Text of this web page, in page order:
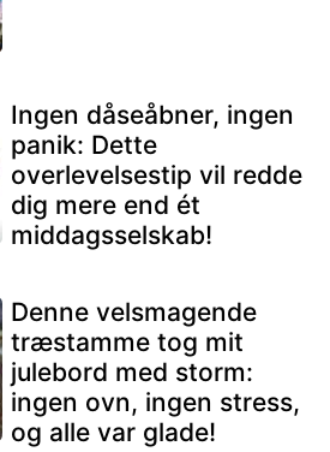
Ingen dåseåbner, ingen
panik: Dette
overlevelsestip vil redde
dig mere end ét
middagsselskab!
Denne velsmagende
træstamme tog mit
julebord med storm:
ingen ovn, ingen stress,
og alle var glade!